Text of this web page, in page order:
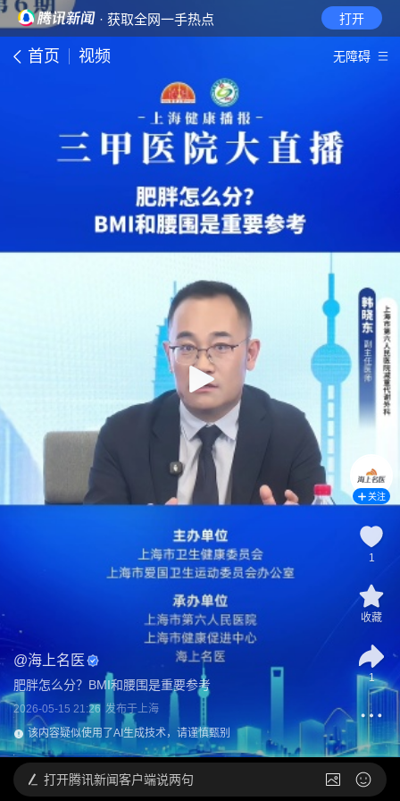
· 获取全网一手热点 打开
首页 视频 无障碍
@海上名医
肥胖怎么分？BMI和腰围是重要参考
2026-05-15 21:26 发布于上海
该内容疑似使用了AI生成技术，请谨慎甄别
关注
1
收藏
1
打开腾讯新闻客户端说两句